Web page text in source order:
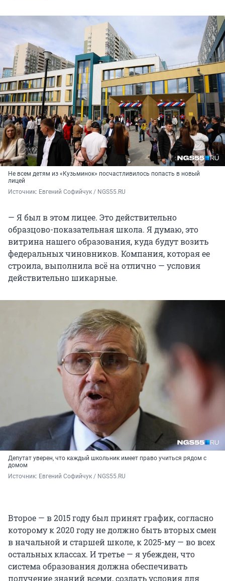
Не всем детям из «Кузьминок» посчастливилось попасть в новый
лицей
Источник: Евгений Софийчук / NGS55.RU
— Я был в этом лицее. Это действительно
образцово-показательная школа. Я думаю, это
витрина нашего образования, куда будут возить
федеральных чиновников. Компания, которая ее
строила, выполнила всё на отлично — условия
действительно шикарные.
Депутат уверен, что каждый школьник имеет право учиться рядом с
домом
Источник: Евгений Софийчук / NGS55.RU
Второе — в 2015 году был принят график, согласно
которому к 2020 году не должно быть вторых смен
в начальной и старшей школе, к 2025-му — во всех
остальных классах. И третье — я убежден, что
система образования должна обеспечивать
получение знаний всеми, создать условия для